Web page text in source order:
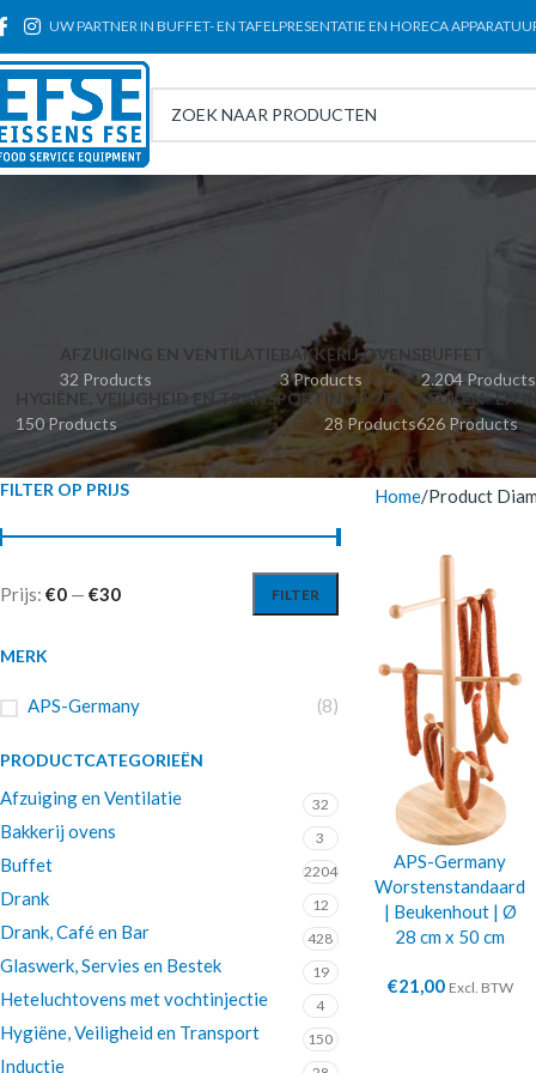
UW PARTNER IN BUFFET- EN TAFELPRESENTATIE EN HORECA
AFZUIGING EN VENTILATIE
32 Products
BAKKERIJ OVENS
3 Products
BUFFET
2.204 Products
HYGIËNE, VEILIGHEID EN TRANSPORT
150 Products
INDUCTIE
28 Products
KEUKEN- EN
626 Products
FILTER OP PRIJS
FILTER
Prijs: €0 — €30
MERK
APS-Germany (8)
PRODUCTCATEGORIEËN
Afzuiging en Ventilatie 32
Bakkerij ovens 3
Buffet 2204
Drank 12
Drank, Café en Bar 428
Glaswerk, Servies en Bestek 19
Heteluchtovens met vochtinjectie 4
Hygiëne, Veiligheid en Transport 150
Inductie
Home Product
APS-Germany
Worstenstandaard
| Beukenhout | Ø
28 cm x 50 cm
€21,00 Excl. BTW